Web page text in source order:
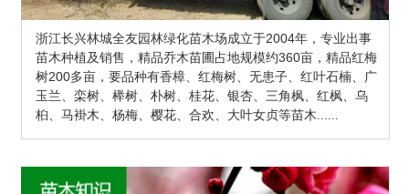
浙江长兴林城全友园林绿化苗木场成立于2004年，专业出事
苗木种植及销售，精品乔木苗圃占地规模约360亩，精品红梅
树200多亩，要品种有香樟、红梅树、无患子、红叶石楠、广
玉兰、栾树、榉树、朴树、桂花、银杏、三角枫、红枫、乌
桕、马褂木、杨梅、樱花、合欢、大叶女贞等苗木......